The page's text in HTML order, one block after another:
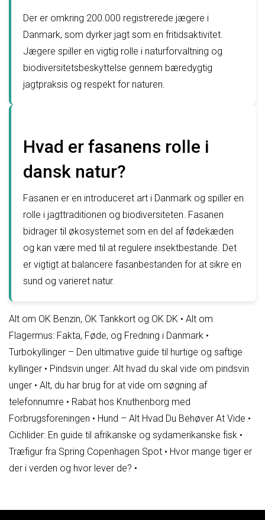
Der er omkring 200.000 registrerede jægere i
Danmark, som dyrker jagt som en fritidsaktivitet.
Jægere spiller en vigtig rolle i naturforvaltning og
biodiversitetsbeskyttelse gennem bæredygtig
jagtpraksis og respekt for naturen.
Hvad er fasanens rolle i
dansk natur?
Fasanen er en introduceret art i Danmark og spiller en
rolle i jagttraditionen og biodiversiteten. Fasanen
bidrager til økosystemet som en del af fødekæden
og kan være med til at regulere insektbestande. Det
er vigtigt at balancere fasanbestanden for at sikre en
sund og varieret natur.
Alt om OK Benzin, OK Tankkort og OK DK • Alt om
Flagermus: Fakta, Føde, og Fredning i Danmark •
Turbokyllinger – Den ultimative guide til hurtige og saftige
kyllinger • Pindsvin unger: Alt hvad du skal vide om pindsvin
unger • Alt, du har brug for at vide om søgning af
telefonnumre • Rabat hos Knuthenborg med
Forbrugsforeningen • Hund – Alt Hvad Du Behøver At Vide •
Cichlider: En guide til afrikanske og sydamerikanske fisk •
Træfigur fra Spring Copenhagen Spot • Hvor mange tiger er
der i verden og hvor lever de? •